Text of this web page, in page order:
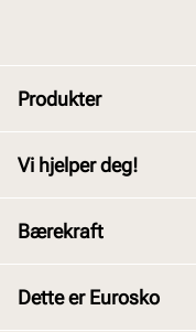
Produkter
Barn
Vi hjelper deg!
Kjøpsbetingelser
Bærekraft
Dette er Eurosko